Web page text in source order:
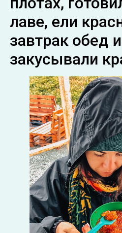
лаве, ели
завтрак обед
закусывали